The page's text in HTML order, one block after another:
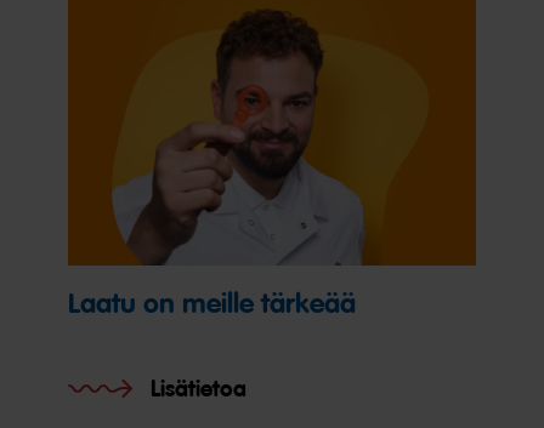
Laatu on meille tärkeää
Lisätietoa